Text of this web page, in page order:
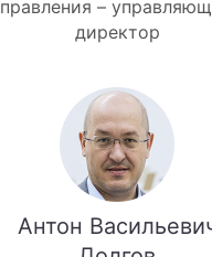
правления –
директор
Антон